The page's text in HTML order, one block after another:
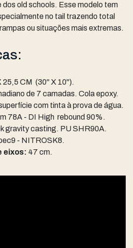
old schools. Esse modelo tem
no tail trazendo total
ou situações mais extremas.
25,5 CM (30" X 10").
de 7 camadas. Cola epoxy.
com tinta à prova de água.
78A - DI High rebound 90%.
gravity casting. PU SHR90A.
- NITROSK8.
eixos: 47 cm.